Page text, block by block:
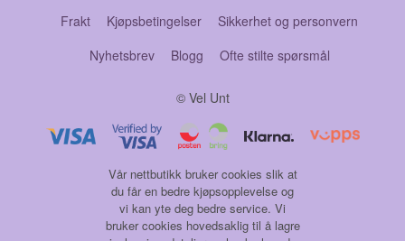
Frakt Kjøpsbetingelser
Sikkerhet og personvern
Nyhetsbrev
Blogg Ofte stilte spørsmål
© Vel Unt
Vår nettbutikk bruker cookies slik at
du får en bedre kjøpsopplevelse og
vi kan yte deg bedre service. Vi
bruker cookies hovedsaklig til å lagre